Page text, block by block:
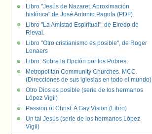
Libro "Jesús de Nazaret. Aproximación
histórica" de José Antonio Pagola (PDF)
Libro "La Amistad Espiritual", de Elredo de
Rieval.
Libro "Otro cristianismo es posible", de Roger
Lenaers
Libro: Sobre la Opción por los Pobres.
Metropolitan Community Churches. MCC.
(Direcciones de sus iglesias en todo el mundo)
Otro Dios es posible (serie de los hermanos
López Vigil)
Passion of Christ: A Gay Vision (Libro)
Un tal Jesús (serie de los hermanos López
Vigil)